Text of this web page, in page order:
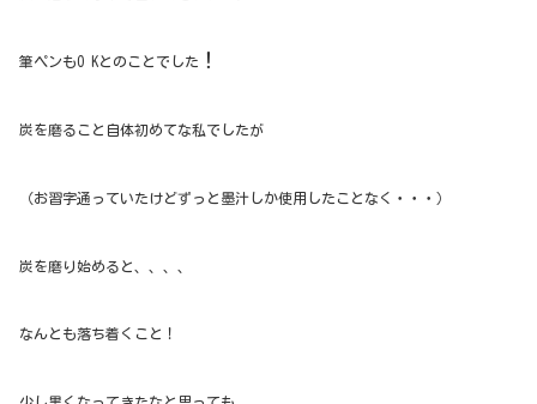
筆ペンもO Kとのことでした ！
炭を磨ること自体初めてな私でしたが
（お習字通っていたけどずっと墨汁しか使用したことなく・・・）
炭を磨り始めると、、、、
なんとも落ち着くこと！